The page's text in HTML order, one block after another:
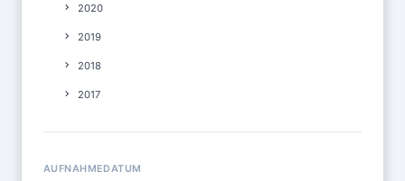
2020
2019
2018
2017
AUFNAHMEDATUM